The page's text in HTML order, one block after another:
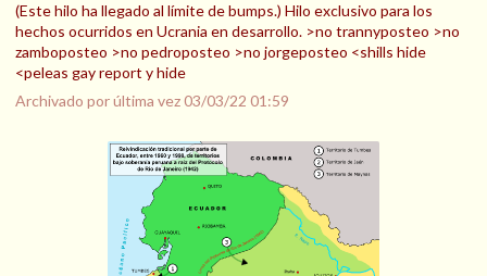
(Este hilo ha llegado al límite de bumps.) Hilo exclusivo para los
hechos ocurridos en Ucrania en desarrollo. >no trannyposteo >no
zamboposteo >no pedroposteo >no jorgeposteo <shills hide
<peleas gay report y hide
Archivado por última vez03/03/22 01:59